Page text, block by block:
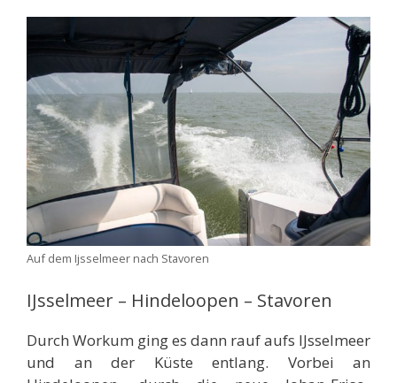
Auf dem Ijsselmeer nach Stavoren
IJsselmeer – Hindeloopen – Stavoren
Durch Workum ging es dann rauf aufs IJsselmeer
und an der Küste entlang. Vorbei an